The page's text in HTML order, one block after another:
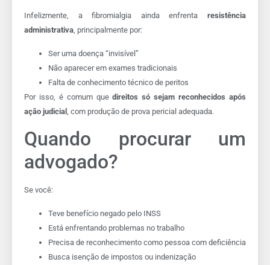
Infelizmente, a fibromialgia ainda enfrenta resistência
administrativa, principalmente por:
Ser uma doença “invisível”
Não aparecer em exames tradicionais
Falta de conhecimento técnico de peritos
Por isso, é comum quedireitos só sejam reconhecidos após
ação judicial , com produção de prova pericial adequada.
Quando procurar um
advogado?
Se você:
Teve benefício negado pelo INSS
Está enfrentando problemas no trabalho
Precisa de reconhecimento como pessoa com deficiência
Busca isenção de impostos ou indenização